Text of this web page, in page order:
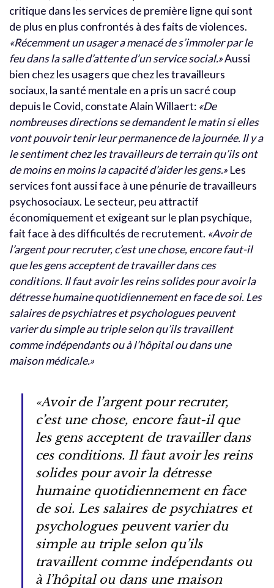
critique dans les services de première ligne qui sont
de plus en plus confrontés à des faits de violences.
«Récemment un usager a menacé de s’immoler par le
feu dans la salle d’attente d’un service social.»Aussi
bien chez les usagers que chez les travailleurs
sociaux, la santé mentale en a pris un sacré coup
depuis le Covid, constate Alain Willaert: «De
nombreuses directions se demandent le matin si elles
vont pouvoir tenir leur permanence de la journée. Il y a
le sentiment chez les travailleurs de terrain qu’ils ont
de moins en moins la capacité d’aider les gens.» Les
services font aussi face à une pénurie de travailleurs
psychosociaux. Le secteur, peu attractif
économiquement et exigeant sur le plan psychique,
fait face à des difficultés de recrutement. «Avoir de
l’argent pour recruter, c’est une chose, encore faut-il
que les gens acceptent de travailler dans ces
conditions. Il faut avoir les reins solides pour avoir la
détresse humaine quotidiennement en face de soi. Les
salaires de psychiatres et psychologues peuvent
varier du simple au triple selon qu’ils travaillent
comme indépendants ou à l’hôpital ou dans une
maison médicale.»
«Avoir de l’argent pour recruter,
c’est une chose, encore faut-il que
les gens acceptent de travailler dans
ces conditions. Il faut avoir les reins
solides pour avoir la détresse
humaine quotidiennement en face
de soi. Les salaires de psychiatres et
psychologues peuvent varier du
simple au triple selon qu’ils
travaillent comme indépendants ou
à l’hôpital ou dans une maison